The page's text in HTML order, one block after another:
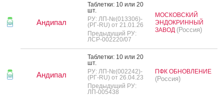
Андипал
Таб­летки: 10 или 20
шт.
РУ: ЛП-№(013306)-
(РГ-RU) от 21.01.26
Предыдущий РУ:
ЛСР-002220/07
МОСКОВСКИЙ
ЭНДОКРИННЫЙ
ЗАВОД (Россия)
Андипал
Таб­летки: 10 или 20
шт.
РУ: ЛП-№(002242)-
(РГ-RU) от 26.04.23
Предыдущий РУ:
ЛП-005438
ПФК ОБНОВЛЕНИЕ
(Россия)